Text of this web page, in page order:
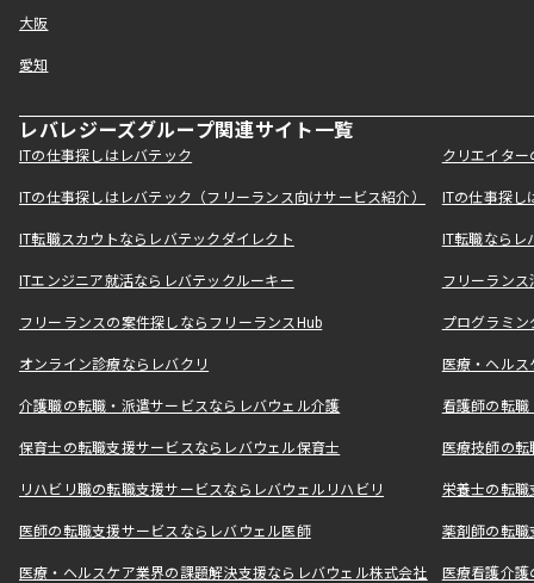
大阪
愛知
レバレジーズグループ関連サイト一覧
ITの仕事探しはレバテック クリエイタ
ITの仕事探しはレバテック（フリーランス向けサービス紹介） ITの仕事探
IT転職スカウトならレバテックダイレクト IT転職なら
ITエンジニア就活ならレバテックルーキー フリーラン
フリーランスの案件探しならフリーランスHub プログラミ
オンライン診療ならレバクリ 医療・ヘル
介護職の転職・派遣サービスならレバウェル介護 看護師の転
保育士の転職支援サービスならレバウェル保育士 医療技師の
リハビリ職の転職支援サービスならレバウェルリハビリ 栄養士の転
医師の転職支援サービスならレバウェル医師 薬剤師の転
医療・ヘルスケア業界の課題解決支援ならレバウェル株式会社 医療看護介